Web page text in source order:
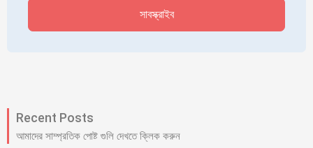
সাবস্ক্রাইব
Recent Posts
আমাদের সাম্প্রতিক পোষ্ট গুলি দেখতে ক্লিক করুন